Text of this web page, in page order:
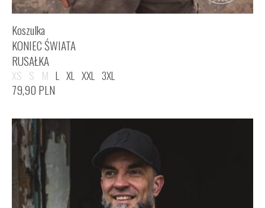
Koszulka
KONIEC ŚWIATA
RUSAŁKA
XS S M L XL XXL 3XL
79,90 PLN